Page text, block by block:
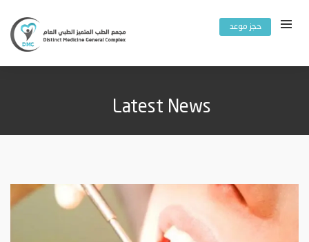
حجز موعد
Latest News